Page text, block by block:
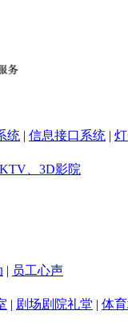
统 | 信息接口系统 |
KTV、3D影院
| 员工心声
| 剧场剧院礼堂 | 体